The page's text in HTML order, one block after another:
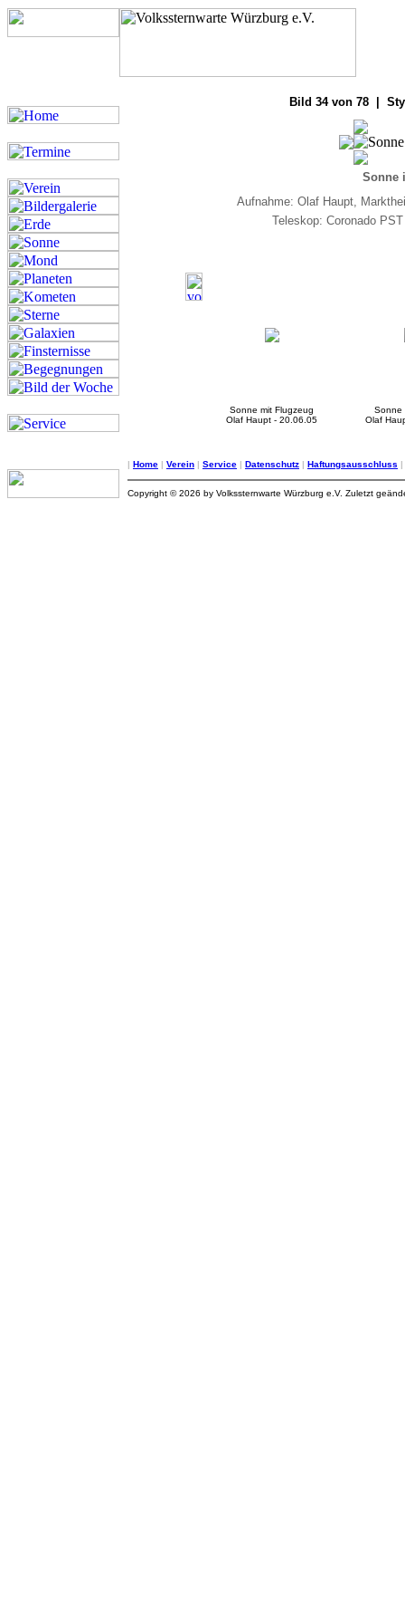
Bild 34 von 78 |
Sonne
Aufnahme: Olaf Haupt,
Teleskop: Coronado
Sonne mit Flugzeug
Olaf Haupt - 20.06.05
Sonne
Olaf
| Home | Verein | Service | Datenschutz | Haftungsausschluss |
Copyright © 2026 by Volkssternwarte Würzburg e.V. Zuletzt